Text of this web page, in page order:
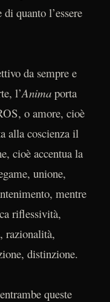
quanto l’essere
da sempre e
l’Animaporta
o amore, cioè
alla coscienza il
cioè accentua la
unione,
mentre
riflessività,
razionalità,
distinzione.
queste